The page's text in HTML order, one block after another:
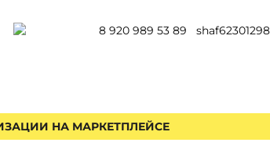
8 920 989 53 89
НА МАРКЕТПЛЕЙСЕ